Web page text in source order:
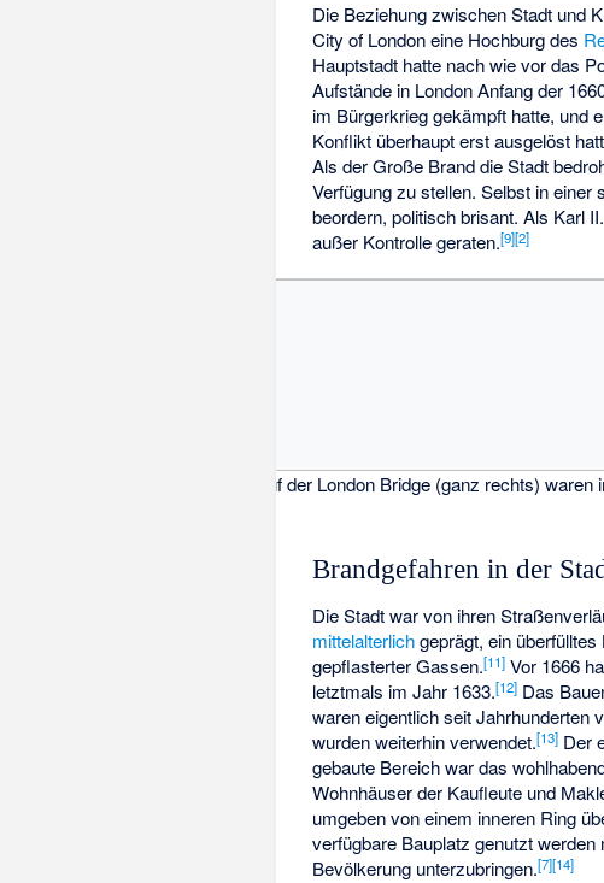
Die Beziehung zwischen Stadt und
City of London eine Hochburg des
Hauptstadt hatte nach wie vor das
Aufstände in London Anfang der
im Bürgerkrieg gekämpft hatte, und
Konflikt überhaupt erst ausgelöst
Als der Große Brand die Stadt
Verfügung zu stellen. Selbst in einer
beordern, politisch brisant. Als Karl
außer Kontrolle geraten.[9][2]
(1616). Die Mietshäuser auf der London Bridge (ganz rechts)
Brandgefahren in der
Die Stadt war von ihren
mittelalterlichgeprägt, ein
gepflasterter Gassen.[11] Vor 1666
letztmals im Jahr 1633.[12] Das
waren eigentlich seit Jahrhunderten
wurden weiterhin verwendet.[13] Der
gebaute Bereich war das
Wohnhäuser der Kaufleute und
umgeben von einem inneren Ring
verfügbare Bauplatz genutzt
Bevölkerung unterzubringen.[7][14]